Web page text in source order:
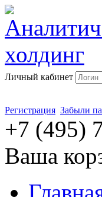
Личный кабинет
Регистрация Забыли
+7 (495)
Ваша